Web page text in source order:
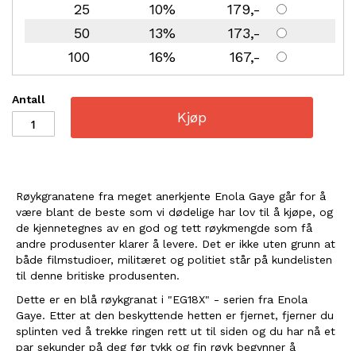
25
10%
179
50
13%
173
100
16% 167
Antall
Kjøp
Røykgranatene fra meget anerkjente Enola Gaye går for å
være blant de beste som vi dødelige har lov til å kjøpe, og
de kjennetegnes av en god og tett røykmengde som få
andre produsenter klarer å levere. Det er ikke uten grunn at
både filmstudioer, militæret og politiet står på kundelisten
til denne britiske produsenten.
Dette er en blå røykgranat i "EG18X" - serien fra Enola
Gaye. Etter at den beskyttende hetten er fjernet, fjerner du
splinten ved å trekke ringen rett ut til siden og du har nå et
par sekunder på deg før tykk og fin røyk begynner å